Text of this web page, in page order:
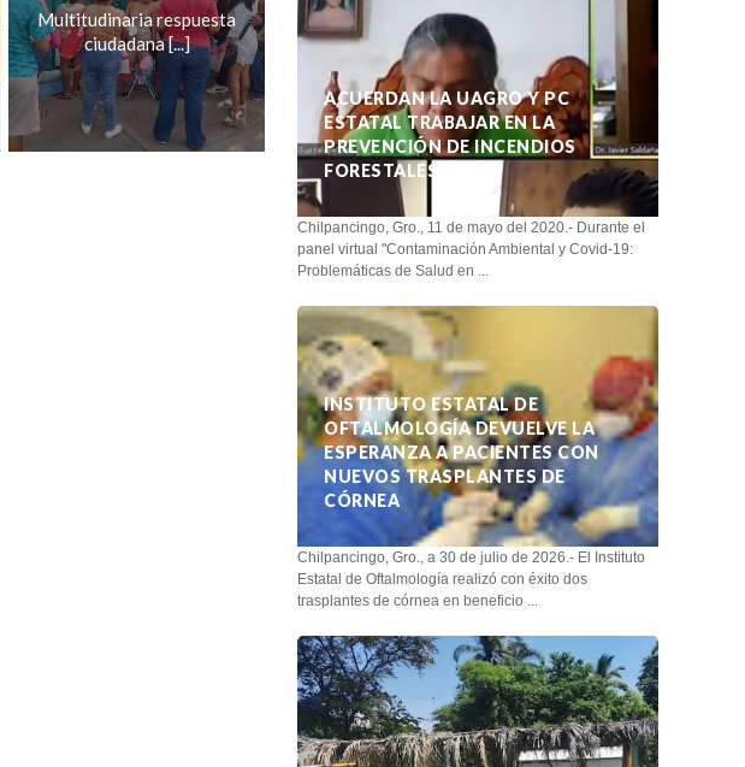
Multitudinaria respuesta
ciudadana [...]
ACUERDAN LA UAGRO Y PC
ESTATAL TRABAJAR EN LA
PREVENCIÓN DE INCENDIOS
FORESTALES
Chilpancingo, Gro., 11 de mayo del 2020.- Durante el
panel virtual "Contaminación Ambiental y Covid-19:
Problemáticas de Salud en ...
INSTITUTO ESTATAL DE
OFTALMOLOGÍA DEVUELVE LA
ESPERANZA A PACIENTES CON
NUEVOS TRASPLANTES DE
CÓRNEA
Chilpancingo, Gro., a 30 de julio de 2026.- El Instituto
Estatal de Oftalmología realizó con éxito dos
trasplantes de córnea en beneficio ...